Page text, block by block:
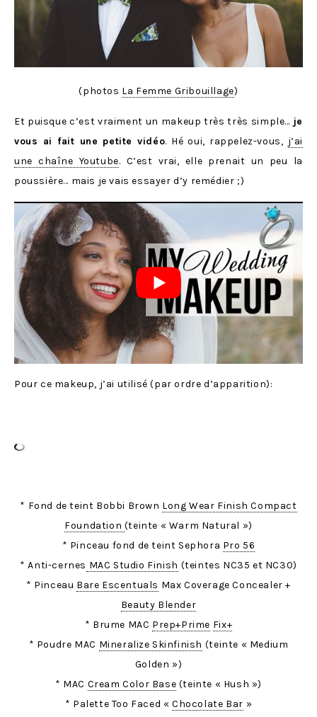
(photos La Femme Gribouillage)
Et puisque c’est vraiment un makeup très très simple… je
vous ai fait une petite vidéo. Hé oui, rappelez-vous, j’ai
une chaîne Youtube. C’est vrai, elle prenait un peu la
poussière… mais je vais essayer d’y remédier ;)
Pour ce makeup, j’ai utilisé (par ordre d’apparition):
* Fond de teint Bobbi Brown Long Wear Finish Compact
Foundation (teinte « Warm Natural »)
* Pinceau fond de teint Sephora Pro 56
* Anti-cernes MAC Studio Finish (teintes NC35 et NC30)
* Pinceau Bare Escentuals Max Coverage Concealer +
Beauty Blender
* Brume MAC Prep+Prime Fix+
* Poudre MAC Mineralize Skinfinish (teinte « Medium
Golden »)
* MAC Cream Color Base (teinte « Hush »)
* Palette Too Faced «Chocolate Bar »